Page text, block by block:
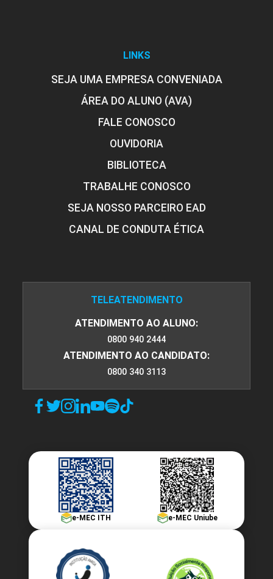
LINKS
SEJA UMA EMPRESA CONVENIADA
ÁREA DO ALUNO (AVA)
FALE CONOSCO
OUVIDORIA
BIBLIOTECA
TRABALHE CONOSCO
SEJA NOSSO PARCEIRO EAD
CANAL DE CONDUTA ÉTICA
TELEATENDIMENTO
ATENDIMENTO AO ALUNO:
0800 940 2444
ATENDIMENTO AO CANDIDATO:
0800 340 3113
e-MEC ITH e-MEC Uniube